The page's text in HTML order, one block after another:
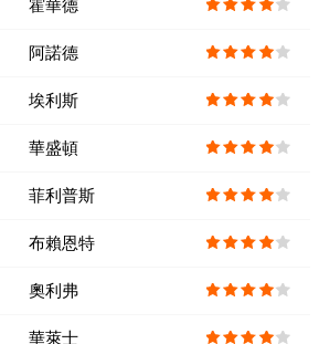
霍華德
阿諾德
埃利斯
華盛頓
菲利普斯
布賴恩特
奧利弗
華萊士